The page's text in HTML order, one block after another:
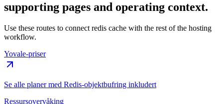
supporting pages and operating context.
Use these routes to connect redis cache with the rest of the hosting
workflow.
Yovale-priser
Se alle planer med Redis-objektbufring inkludert
Ressursovervåking